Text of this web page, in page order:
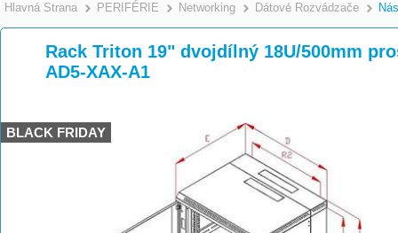
Hlavná Strana >
PERIFÉRIE >
Networking >
Dátové Rozvádzače
Rack Triton 19" dvojdílný 18U/500mm
AD5-XAX-A1
BLACK FRIDAY